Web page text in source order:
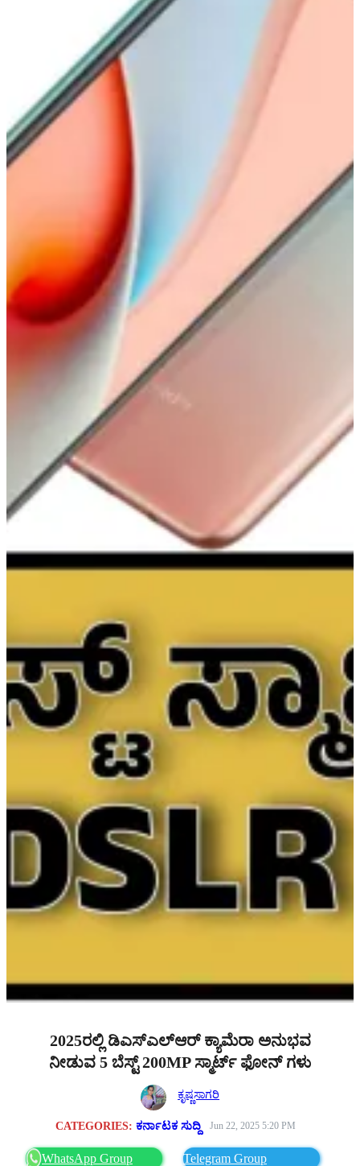
2025ರಲ್ಲಿ ಡಿಎಸ್ಎಲ್ಆರ್ ಕ್ಯಾಮೆರಾ ಅನುಭವ
ನೀಡುವ 5 ಬೆಸ್ಟ್ 200MP ಸ್ಮಾರ್ಟ್ ಫೋನ್ ಗಳು
ಕೃಷ್ಣಸಾಗರಿ
CATEGORIES:ಕರ್ನಾಟಕ ಸುದ್ದಿ Jun 22, 2025 5:20 PM
WhatsApp Group Telegram Group